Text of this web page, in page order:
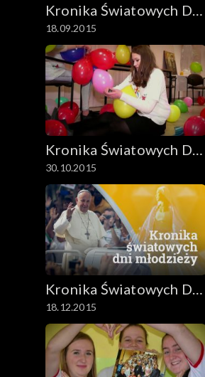
Kronika Światowych Dni
Młodzieży
18.09.2015
Kronika Światowych Dni
Młodzieży
30.10.2015
Kronika Światowych Dni
Młodzieży
18.12.2015